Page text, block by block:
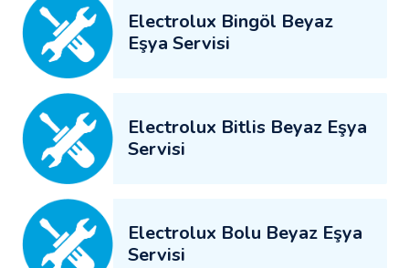
Electrolux Bingöl Beyaz
Eşya Servisi
Electrolux Bitlis Beyaz Eşya
Servisi
Electrolux Bolu Beyaz Eşya
Servisi